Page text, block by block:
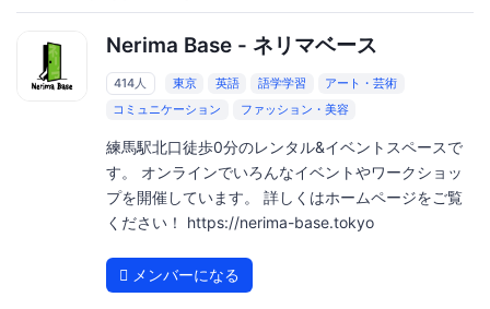
Nerima Base - ネリマベース
414人 東京 英語 語学学習
アート・芸術
コミュニケーション
ファッション・美容
練馬駅北口徒歩0分のレンタル&イベントスペースで
す。 オンラインでいろんなイベントやワークショッ
プを開催しています。 詳しくはホームページをご覧
ください！ https://nerima-base.tokyo
メンバーになる